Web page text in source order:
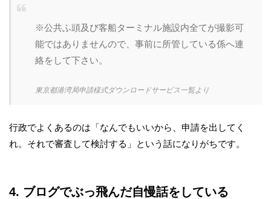
※公共ふ頭及び客船ターミナル施設内全てが撮影可
能ではありませんので、事前に所管している係へ連
絡をして下さい。
東京都港湾局申請様式ダウンロードサービス一覧より
行政でよくあるのは「なんでもいいから、申請を出してく
れ。それで審査して検討する」という話になりがちです。
4. ブログでぶっ飛んだ自慢話をしている